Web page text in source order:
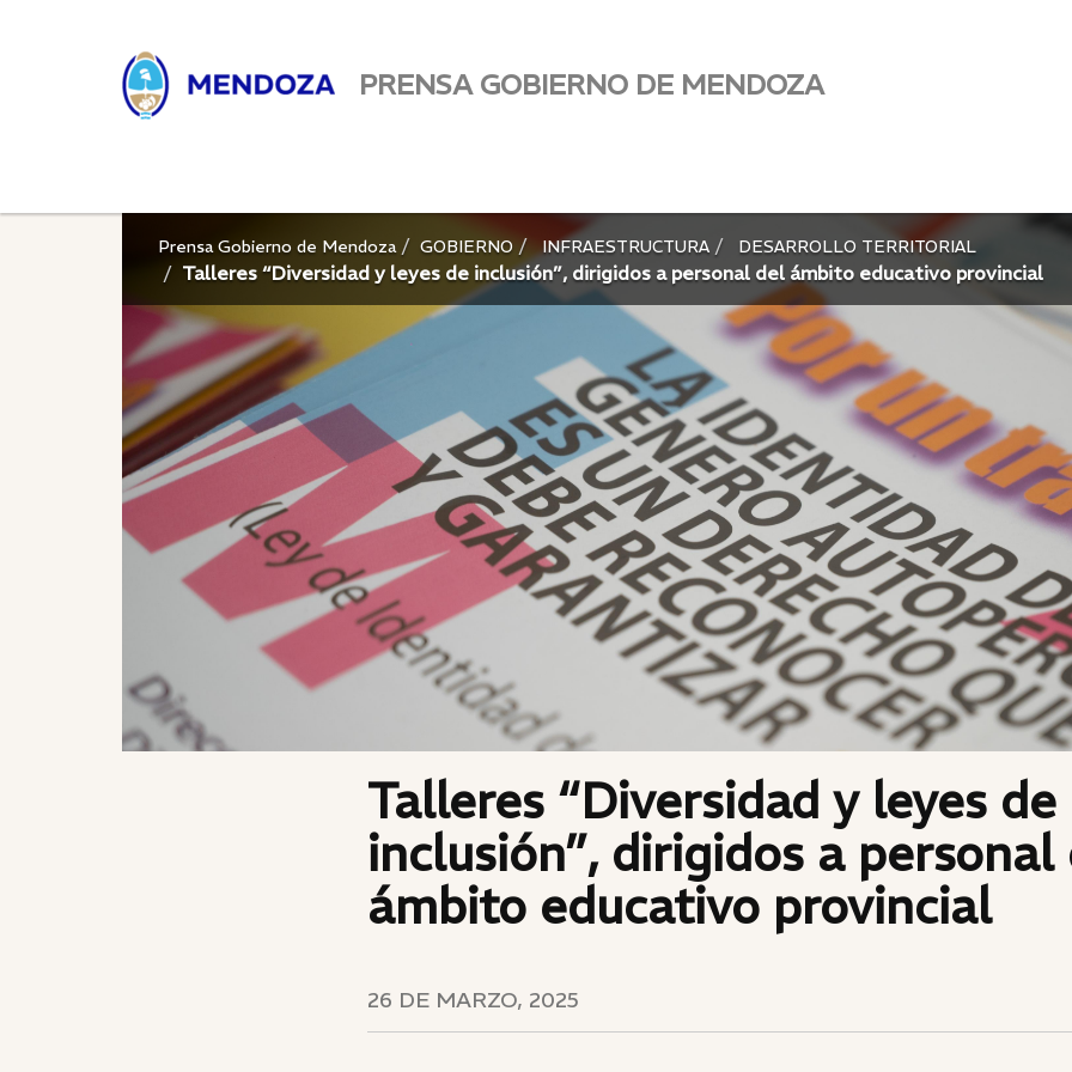
PRENSA GOBIERNO DE MENDOZA
Prensa Gobierno de Mendoza GOBIERNO INFRAESTRUCTURA DESARROLLO TERRITORIAL
Talleres “Diversidad y leyes de inclusión”, dirigidos a personal del ámbito educativo provincial
Talleres “Diversidad y leyes de
inclusión”, dirigidos a personal
ámbito educativo provincial
26 DE MARZO, 2025